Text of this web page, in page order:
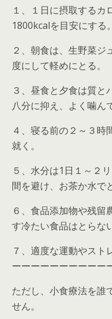
１、１日に摂取するカ
1800kcalを目安にする。
２、朝食は、生野菜ジ
度にして軽めにとる。
３、昼食と夕食は質と
八分に抑え、よく噛ん
４、寝る前の２～３時
就く。
５、水分は1日１～２
間を避け、お茶か水で
６、食品添加物や残留
す冷たい食品はとらない
７、適度な運動やスト
ーーーーーーーーーー
ただし、小食療法を誰
せん。